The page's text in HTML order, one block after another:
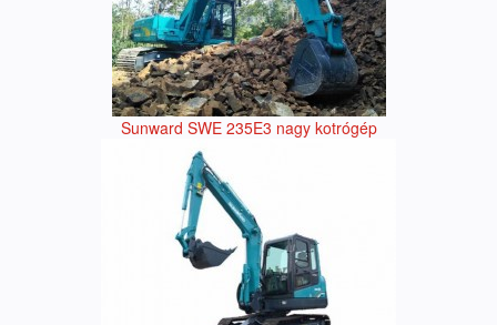
Sunward SWE 235E3 nagy kotrógép